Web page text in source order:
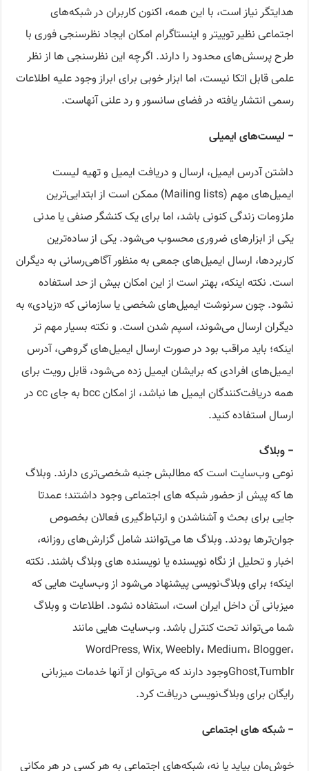
هدایتگر نیاز است، با این همه، اکنون کاربران در شبکه‌های
اجتماعی نظیر توییتر و اینستاگرام امکان ایجاد نظرسنجی فوری با
طرح پرسش‌های محدود را دارند. اگرچه این نظرسنجی ها از نظر
علمی قابل اتکا نیست، اما ابزار خوبی برای ابراز وجود علیه اطلاعات
رسمی انتشار یافته در فضای سانسور و رد علنی آنهاست.
− لیست‌های ایمیلی
داشتن آدرس ایمیل، ارسال و دریافت ایمیل و تهیه لیست
ایمیل‌های مهم (Mailing lists) ممکن است از ابتدایی‌ترین
ملزومات زندگی کنونی باشد، اما برای یک کنشگر صنفی یا مدنی
یکی از ابزارهای ضروری محسوب می‌شود. یکی از ساده‌ترین
کاربردها، ارسال ایمیل‌های جمعی به منظور آگاهی‌رسانی به دیگران
است. نکته اینکه، بهتر است از این امکان بیش از حد استفاده
نشود. چون سرنوشت ایمیل‌های شخصی یا سازمانی که «زیادی» به
دیگران ارسال می‌شوند، اسپم شدن است. و نکته بسیار مهم تر
اینکه؛ باید مراقب بود در صورت ارسال ایمیل‌های گروهی، آدرس
ایمیل‌های افرادی که برایشان ایمیل زده می‌شود، قابل رویت برای
همه دریافت‌کنندگان ایمیل ها نباشد، از امکان bcc به جای cc در
ارسال استفاده کنید.
− وبلاگ
نوعی وب‌سایت است که مطالبش جنبه شخصی‌تری دارند. وبلاگ
ها که پیش از حضور شبکه های اجتماعی وجود داشتند؛ عمدتا
جایی برای بحث و آشناشدن و ارتباط‌گیری فعالان بخصوص
جوان‌ترها بودند. وبلاگ ها می‌توانند شامل گزارش‌های روزانه،
اخبار و تحلیل از نگاه نویسنده یا نویسنده های وبلاگ باشند. نکته
اینکه؛ برای وبلاگ‌نویسی پیشنهاد می‌شود از وب‌سایت هایی که
میزبانی آن داخل ایران است، استفاده نشود. اطلاعات و وبلاگ
شما می‌تواند تحت کنترل باشد. وب‌سایت هایی مانند
WordPress, Wix, Weebly، Medium، Blogger،
Ghost,Tumblrوجود دارند که می‌توان از آنها خدمات میزبانی
رایگان برای وبلاگ‌نویسی دریافت کرد.
− شبکه های اجتماعی
خوش‌مان بیاید یا نه، شبکه‌های اجتماعی به هر کسی در هر مکانی